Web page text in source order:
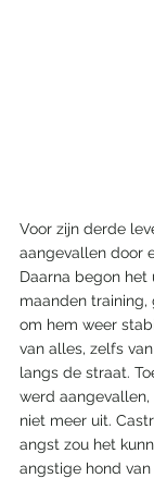
Voor zijn derde
aangevallen door
Daarna begon
maanden
om hem weer
van alles, zelfs
langs de straat.
werd
niet meer uit.
angst zou het
angstige hond